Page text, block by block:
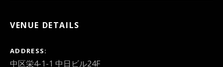
VENUE DETAILS
ADDRESS